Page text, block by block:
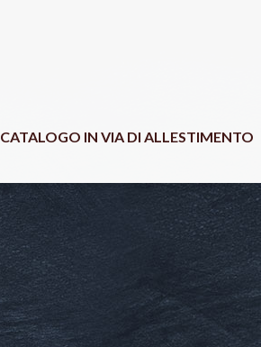
CATALOGO IN VIA DI ALLESTIMENTO